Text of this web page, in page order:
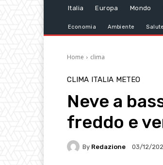
Italia Europa Mondo
Economia Ambiente
Home clima
CLIMA ITALIA METEO
Neve a
freddo e
By Redazione 03/12/